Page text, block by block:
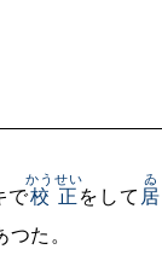
で校正
かうせい
をして 居
ゐ
つた。